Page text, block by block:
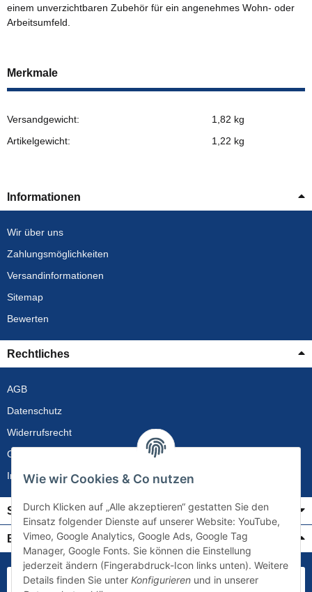
einem unverzichtbaren Zubehör für ein angenehmes Wohn- oder
Arbeitsumfeld.
Merkmale
Versandgewicht:
1,82 kg
Artikelgewicht:
1,22 kg
Informationen
Wir über uns
Zahlungsmöglichkeiten
Versandinformationen
Sitemap
Bewerten
Rechtliches
AGB
Datenschutz
Widerrufsrecht
Gewährleistung
Impressum
Service
Bezahlung & Versand
Wie wir Cookies & Co nutzen
Durch Klicken auf „Alle akzeptieren“ gestatten Sie den
Einsatz folgender Dienste auf unserer Website: YouTube,
Vimeo, Google Analytics, Google Ads, Google Tag
Manager, Google Fonts. Sie können die Einstellung
jederzeit ändern (Fingerabdruck-Icon links unten). Weitere
Details finden Sie unter Konfigurieren und in unserer